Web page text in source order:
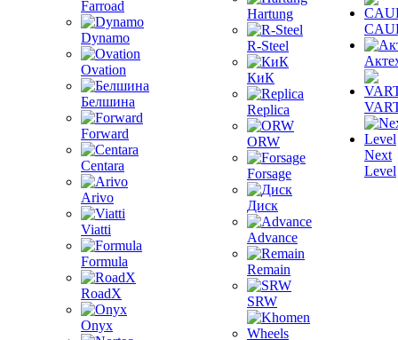
Farroad
Dynamo
Ovation
Белшина
Forward
Centara
Arivo
Viatti
Formula
RoadX
Onyx
Hartung
R-Steel
КиК
Replica
ORW
Forsage
Диск
Advance
Remain
SRW
Next
Level